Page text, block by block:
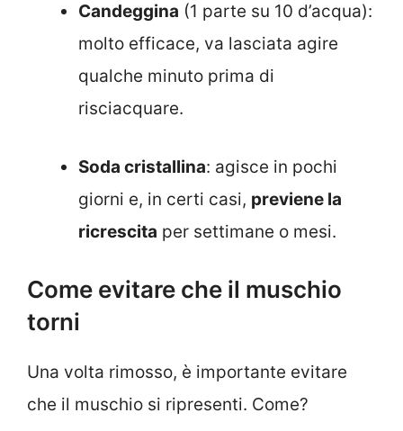
Candeggina (1 parte su 10 d’acqua):
molto efficace, va lasciata agire
qualche minuto prima di
risciacquare.
Soda cristallina: agisce in pochi
giorni e, in certi casi, previene la
ricrescita per settimane o mesi.
Come evitare che il muschio
torni
Una volta rimosso, è importante evitare
che il muschio si ripresenti. Come?